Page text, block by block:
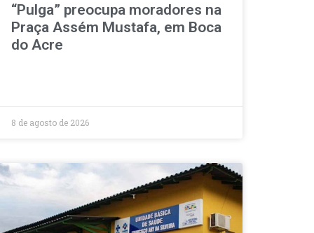
“Pulga” preocupa moradores na
Praça Assém Mustafa, em Boca
do Acre
8 de agosto de 2026